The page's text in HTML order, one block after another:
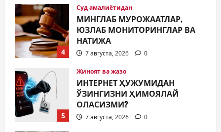
4
Суд амалиётидан
МИНГЛАБ МУРОЖААТЛАР,
ЮЗЛАБ МОНИТОРИНГЛАР ВА
НАТИЖА
7 августа, 2026 0
5
Жиноят ва жазо
ИНТЕРНЕТ ҲУЖУМИДАН
ЎЗИНГИЗНИ ҲИМОЯЛАЙ
ОЛАСИЗМИ?
7 августа, 2026 0